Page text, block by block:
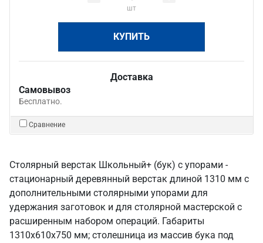
шт
КУПИТЬ
Доставка
Самовывоз
Бесплатно.
Сравнение
Столярный верстак Школьный+ (бук) с упорами -
стационарный деревянный верстак длиной 1310 мм с
дополнительными столярными упорами для
удержания заготовок и для столярной мастерской с
расширенным набором операций. Габариты
1310х610х750 мм; столешница из массив бука под